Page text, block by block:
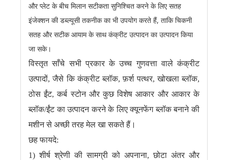
और प्लेट के बीच मिलान सटीकता सुनिश्चित करने के लिए सतह
इंजेक्शन की डब्ल्यूसी तकनीक का भी उपयोग करते हैं, ताकि चिकनी
सतह और सटीक आयाम के साथ कंक्रीट उत्पादन का उत्पादन किया
जा सके।
विस्तृत साँचे सभी प्रकार के उच्च गुणवत्ता वाले कंक्रीट
उत्पादों, जैसे कि कंक्रीट ब्लॉक, फ़र्श पत्थर, खोखला ब्लॉक,
ठोस ईंट, कर्ब स्टोन और कुछ विशेष आकार और आकार के
ब्लॉक/ईंट का उत्पादन करने के लिए क्यूनफेंग ब्लॉक बनाने की
मशीन से अच्छी तरह मेल खा सकते हैं।
छह फायदे:
1) शीर्ष श्रेणी की सामग्री को अपनाना, छोटा अंतर और